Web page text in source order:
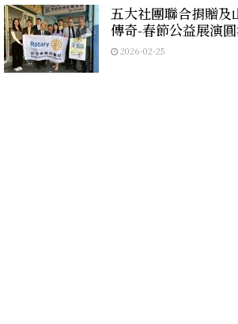
五大社團聯合捐贈及
傳奇-春節公益展演
2026-02-25